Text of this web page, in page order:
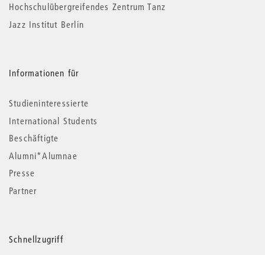
Hochschulübergreifendes Zentrum Tanz
Jazz Institut Berlin
Informationen für
Studieninteressierte
International Students
Beschäftigte
Alumni*Alumnae
Presse
Partner
Schnellzugriff